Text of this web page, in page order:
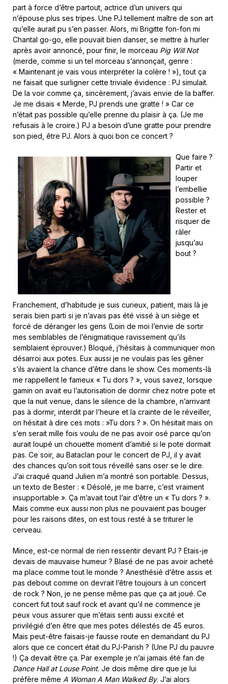
part à force d’être partout, actrice d’un univers qui
n’épouse plus ses tripes. Une PJ tellement maître de son art
qu’elle aurait pu s’en passer. Alors, mi Brigitte fon-fon mi
Chantal go-go, elle pouvait bien danser, se mettre à hurler
après avoir annoncé, pour finir, le morceau Pig Will Not
(merde, comme si un tel morceau s’annonçait, genre :
« Maintenant je vais vous interpréter la colère ! »), tout ça
ne faisait que surligner cette triviale évidence : PJ simulait.
De la voir comme ça, sincèrement, j’avais envie de la baffer.
Je me disais « Merde, PJ prends une gratte ! » Car ce
n’était pas possible qu’elle prenne du plaisir à ça. (Je me
refusais à le croire.) PJ a besoin d’une gratte pour prendre
son pied, être PJ. Alors à quoi bon ce concert ?
Que faire ?
Partir et
louper
l’embellie
possible ?
Rester et
risquer de
râler
jusqu’au
bout ?
Franchement, d’habitude je suis curieux, patient, mais là je
serais bien parti si je n’avais pas été vissé à un siège et
forcé de déranger les gens (Loin de moi l’envie de sortir
mes semblables de l’énigmatique ravissement qu’ils
semblaient éprouver.) Bloqué, j’hésitais à communiquer mon
désarroi aux potes. Eux aussi je ne voulais pas les gêner
s’ils avaient la chance d’être dans le show. Ces moments-là
me rappellent le fameux « Tu dors ? », vous savez, lorsque
gamin on avait eu l’autorisation de dormir chez notre pote et
que la nuit venue, dans le silence de la chambre, n’arrivant
pas à dormir, interdit par l’heure et la crainte de le réveiller,
on hésitait à dire ces mots : »Tu dors ? ». On hésitait mais on
s’en serait mille fois voulu de ne pas avoir osé parce qu’on
aurait loupé un chouette moment d’amitié si le pote dormait
pas. Ce soir, au Bataclan pour le concert de PJ, il y avait
des chances qu’on soit tous réveillé sans oser se le dire.
J’ai craqué quand Julien m’a montré son portable. Dessus,
un texto de Bester : « Désolé, je me barre, c’est vraiment
insupportable ». Ça m’avait tout l’air d’être un « Tu dors ? ».
Mais comme eux aussi non plus ne pouvaient pas bouger
pour les raisons dites, on est tous resté à se triturer le
cerveau.
Mince, est-ce normal de rien ressentir devant PJ ? Etais-je
devais de mauvaise humeur ? Blasé de ne pas avoir acheté
ma place comme tout le monde ? Anesthésié d’être assis et
pas debout comme on devrait l’être toujours à un concert
de rock ? Non, je ne pense même pas que ça ait joué. Ce
concert fut tout sauf rock et avant qu’il ne commence je
peux vous assurer que m’étais senti aussi excité et
privilégié d’en être que mes potes délestés de 45 euros.
Mais peut-être faisais-je fausse route en demandant du PJ
alors que ce concert était du PJ-Parish ? (Une PJ du pauvre
!) Ça devait être ça. Par exemple je n’ai jamais été fan de
Dance Hall at Louse Point. Je dois même dire que je lui
préfère même A Woman A Man Walked By. J’ai alors